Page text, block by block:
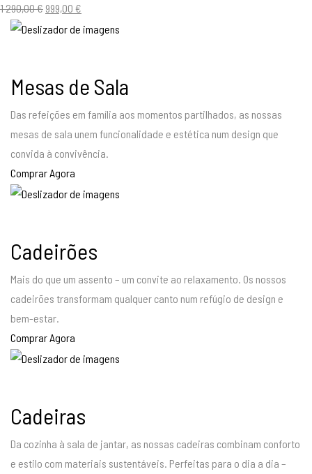
1 290,00€ O
preço
1
999,00 €
preço
999,00 €.
Mesas de Sala
Das refeições em família aos momentos partilhados, as nossas
mesas de sala unem funcionalidade e estética num design que
convida à convivência.
Comprar Agora
Cadeirões
Mais do que um assento – um convite ao relaxamento. Os nossos
cadeirões transformam qualquer canto num refúgio de design e
bem-estar.
Comprar Agora
Cadeiras
Da cozinha à sala de jantar, as nossas cadeiras combinam conforto
e estilo com materiais sustentáveis. Perfeitas para o dia a dia –